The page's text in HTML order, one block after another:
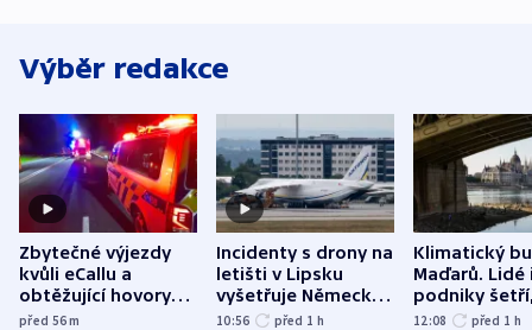
Výběr redakce
Zbytečné výjezdy
kvůli eCallu a
obtěžující hovory
zdržují záchranáře
před 56m
Incidenty s drony na
letišti v Lipsku
vyšetřuje Německo
jako úmyslný pokus
10:56 před 1 h
Klimatický
Maďarů. Lidé
podniky
omezuje se
12:08 před 1 h